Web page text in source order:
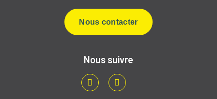
Nous contacter
Nous suivre
LinkedInYoutube